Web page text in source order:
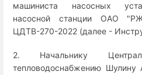
машиниста насосных
насосной станции ОАО
ЦДТВ-270-2022 (далее -
2. Начальнику
тепловодоснабжению Шулину